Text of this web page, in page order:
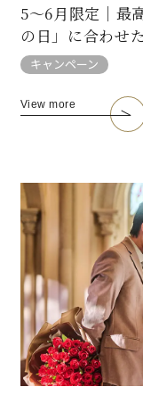
5〜6月限定｜最
の日」に合わせ
キャンペーン
View more